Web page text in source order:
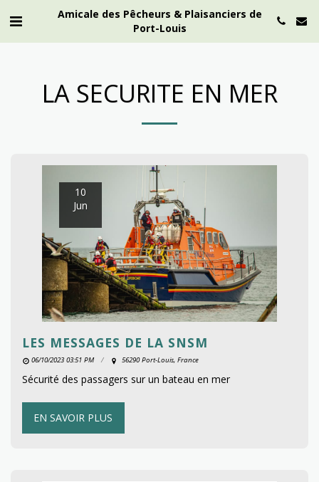
Amicale des Pêcheurs & Plaisanciers de
Port-Louis
LA SECURITE EN MER
10
Jun
LES MESSAGES DE LA SNSM
06/10/2023 03:51 PM 56290 Port-Louis, France
Sécurité des passagers sur un bateau en mer
EN SAVOIR PLUS